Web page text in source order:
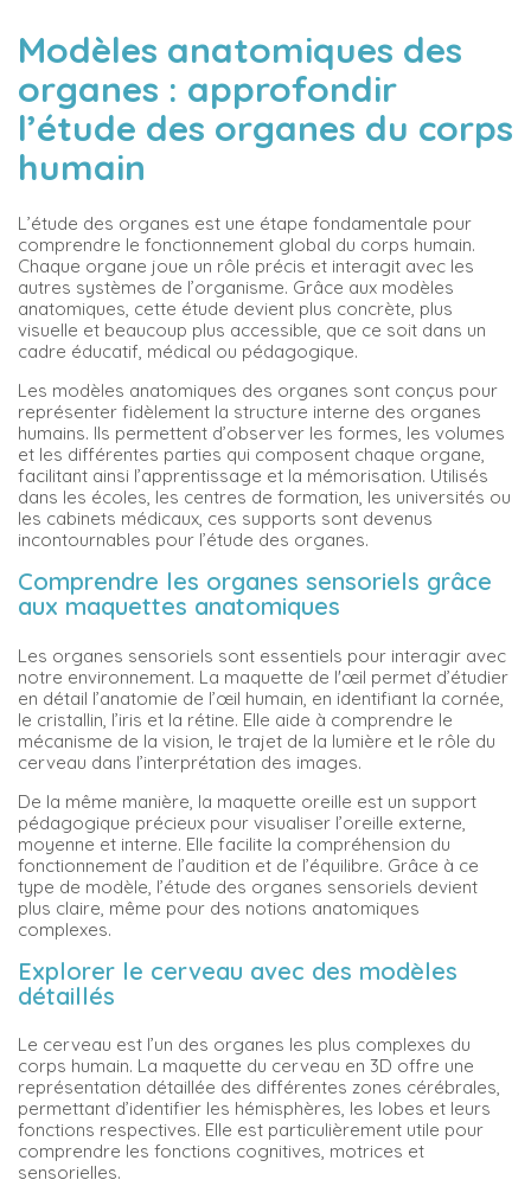
Modèles anatomiques des
organes : approfondir
l’étude des organes du corps
humain
L’étude des organes est une étape fondamentale pour
comprendre le fonctionnement global du corps humain.
Chaque organe joue un rôle précis et interagit avec les
autres systèmes de l’organisme. Grâce aux modèles
anatomiques, cette étude devient plus concrète, plus
visuelle et beaucoup plus accessible, que ce soit dans un
cadre éducatif, médical ou pédagogique.
Les modèles anatomiques des organes sont conçus pour
représenter fidèlement la structure interne des organes
humains. Ils permettent d’observer les formes, les volumes
et les différentes parties qui composent chaque organe,
facilitant ainsi l’apprentissage et la mémorisation. Utilisés
dans les écoles, les centres de formation, les universités ou
les cabinets médicaux, ces supports sont devenus
incontournables pour l’étude des organes.
Comprendre les organes sensoriels grâce
aux maquettes anatomiques
Les organes sensoriels sont essentiels pour interagir avec
notre environnement. La maquette de l'œil permet d’étudier
en détail l’anatomie de l’œil humain, en identifiant la cornée,
le cristallin, l’iris et la rétine. Elle aide à comprendre le
mécanisme de la vision, le trajet de la lumière et le rôle du
cerveau dans l’interprétation des images.
De la même manière, la maquette oreille est un support
pédagogique précieux pour visualiser l’oreille externe,
moyenne et interne. Elle facilite la compréhension du
fonctionnement de l’audition et de l’équilibre. Grâce à ce
type de modèle, l’étude des organes sensoriels devient
plus claire, même pour des notions anatomiques
complexes.
Explorer le cerveau avec des modèles
détaillés
Le cerveau est l’un des organes les plus complexes du
corps humain. La maquette du cerveau en 3D offre une
représentation détaillée des différentes zones cérébrales,
permettant d’identifier les hémisphères, les lobes et leurs
fonctions respectives. Elle est particulièrement utile pour
comprendre les fonctions cognitives, motrices et
sensorielles.